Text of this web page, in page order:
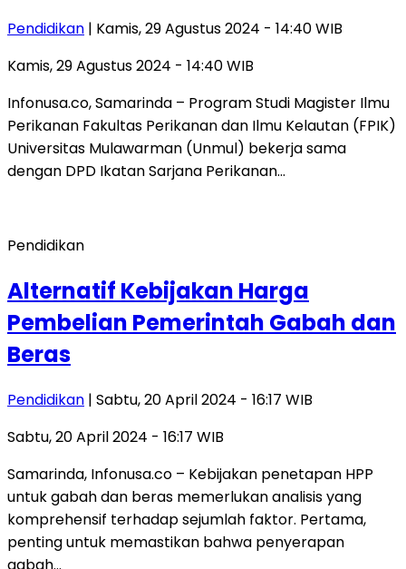
Pendidikan | Kamis, 29 Agustus 2024 - 14:40 WIB
Kamis, 29 Agustus 2024 - 14:40 WIB
Infonusa.co, Samarinda – Program Studi Magister Ilmu
Perikanan Fakultas Perikanan dan Ilmu Kelautan (FPIK)
Universitas Mulawarman (Unmul) bekerja sama
dengan DPD Ikatan Sarjana Perikanan…
Pendidikan
Alternatif Kebijakan Harga
Pembelian Pemerintah Gabah dan
Beras
Pendidikan | Sabtu, 20 April 2024 - 16:17 WIB
Sabtu, 20 April 2024 - 16:17 WIB
Samarinda, Infonusa.co – Kebijakan penetapan HPP
untuk gabah dan beras memerlukan analisis yang
komprehensif terhadap sejumlah faktor. Pertama,
penting untuk memastikan bahwa penyerapan
gabah…